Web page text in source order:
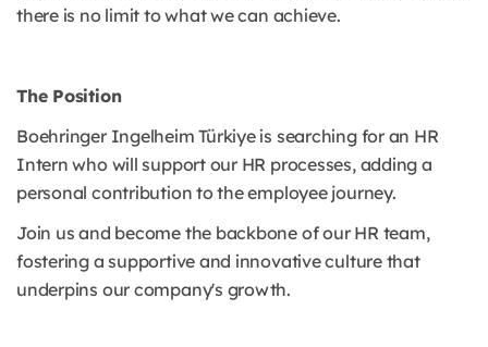
there is no limit to what we can achieve.
The Position
Boehringer Ingelheim Türkiye is searching for an HR
Intern who will support our HR processes, adding a
personal contribution to the employee journey.
Join us and become the backbone of our HR team,
fostering a supportive and innovative culture that
underpins our company's growth.